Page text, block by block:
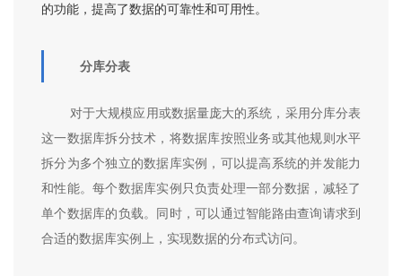
的功能，提高了数据的可靠性和可用性。
分库分表
对于大规模应用或数据量庞大的系统，采用分库分表
这一数据库拆分技术，将数据库按照业务或其他规则水平
拆分为多个独立的数据库实例，可以提高系统的并发能力
和性能。每个数据库实例只负责处理一部分数据，减轻了
单个数据库的负载。同时，可以通过智能路由查询请求到
合适的数据库实例上，实现数据的分布式访问。